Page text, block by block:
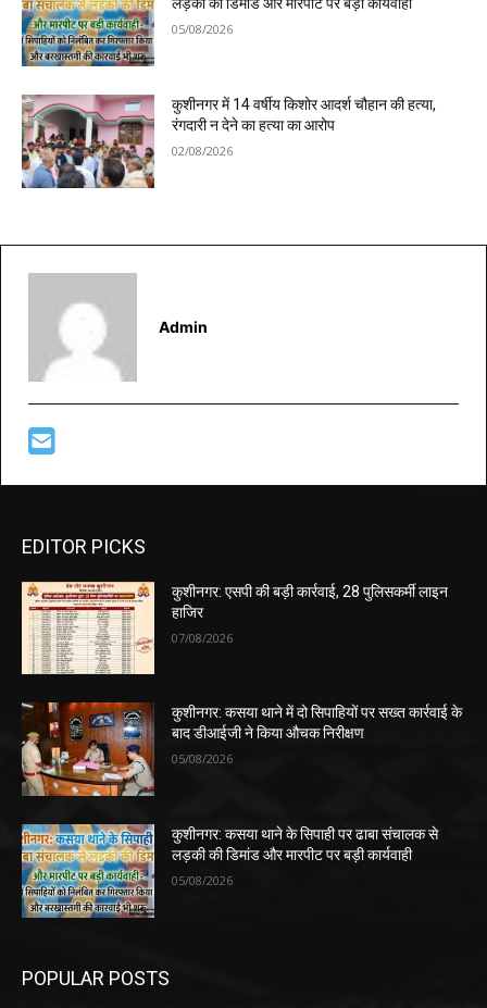
लड़की की डिमांड और मारपीट पर बड़ी कार्यवाही
05/08/2026
कुशीनगर में 14 वर्षीय किशोर आदर्श चौहान की हत्या,
रंगदारी न देने का हत्या का आरोप
02/08/2026
Admin
EDITOR PICKS
कुशीनगर: एसपी की बड़ी कार्रवाई, 28 पुलिसकर्मी लाइन
हाजिर
07/08/2026
कुशीनगर: कसया थाने में दो सिपाहियों पर सख्त कार्रवाई के
बाद डीआईजी ने किया औचक निरीक्षण
05/08/2026
कुशीनगर: कसया थाने के सिपाही पर ढाबा संचालक से
लड़की की डिमांड और मारपीट पर बड़ी कार्यवाही
05/08/2026
POPULAR POSTS